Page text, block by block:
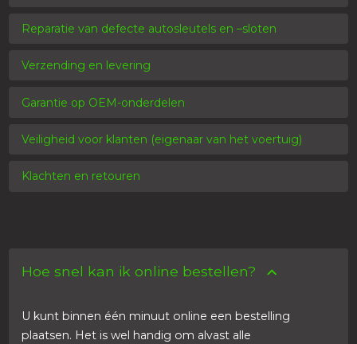
Reparatie van defecte autosleutels en –sloten
Verzending en levering
Garantie op OEM-onderdelen
Veiligheid voor klanten (eigenaar van het voertuig)
Klachten en retouren
Hoe snel kan ik online bestellen?
U kunt binnen één minuut online een bestelling
plaatsen. Het is wel handig om alvast alle